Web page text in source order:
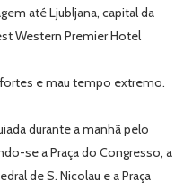
até Ljubljana, capital da
Western Premier Hotel
e mau tempo extremo.
durante a manhã pelo
se a Praça do Congresso, a
de S. Nicolau e a Praça